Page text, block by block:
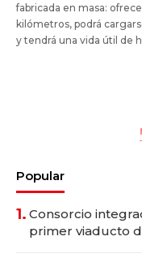
fabricada en masa:
kilómetros, podrá
y tendrá una vida útil de
Popular
1. Consorcio
primer viaducto